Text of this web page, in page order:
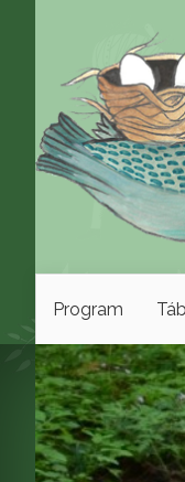
Program